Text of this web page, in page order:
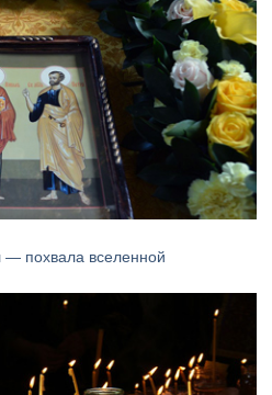
похвала вселенной